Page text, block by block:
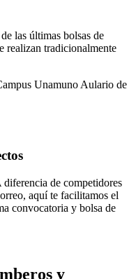
las últimas bolsas de
realizan tradicionalmente
Unamuno Aulario de
de competidores
aquí te facilitamos el
convocatoria y bolsa de
y